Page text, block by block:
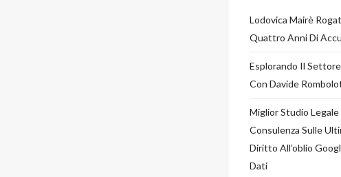
Lodovica Mairè
Quattro Anni Di
Esplorando Il
Con Davide
Miglior Studio
Consulenza Sulle
Diritto All’oblio
Dati